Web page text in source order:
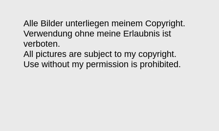
Alle Bilder unterliegen meinem Copyright.
Verwendung ohne meine Erlaubnis ist
verboten.
All pictures are subject to my copyright.
Use without my permission is prohibited.